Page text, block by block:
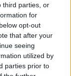
third parties, or
for
opt-out
that after your
seeing
utilized by
parties prior to